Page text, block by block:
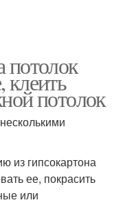
потолок
потолок
из гипсокартона
ее, покрасить
или